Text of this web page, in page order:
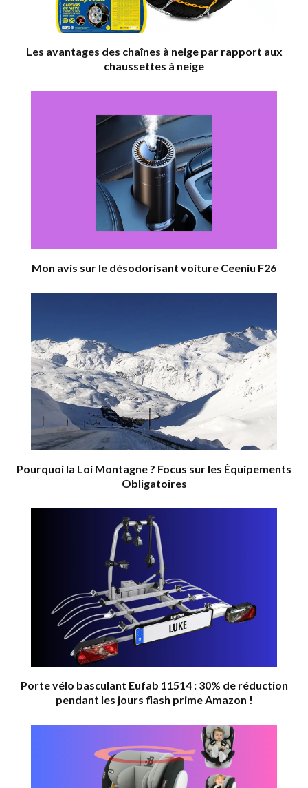
Les avantages des chaînes à neige par rapport aux
chaussettes à neige
Mon avis sur le désodorisant voiture Ceeniu F26
Pourquoi la Loi Montagne ? Focus sur les Équipements
Obligatoires
Porte vélo basculant Eufab 11514 : 30% de réduction
pendant les jours flash prime Amazon !